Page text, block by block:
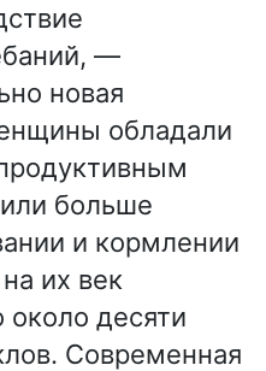
—
новая
обладали
больше
и кормлении
их век
около десяти
Современная